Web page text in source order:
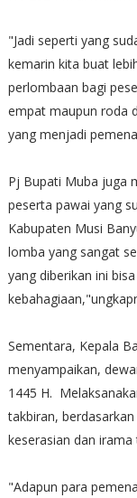
"Jadi seperti yang
kemarin kita buat
perlombaan bagi
empat maupun roda
yang menjadi
Pj Bupati Muba juga
peserta pawai yang
Kabupaten Musi
lomba yang sangat
yang diberikan ini
Sementara, Kepala
menyampaikan,
1445 H.
takbiran,
keserasian dan
"Adapun para